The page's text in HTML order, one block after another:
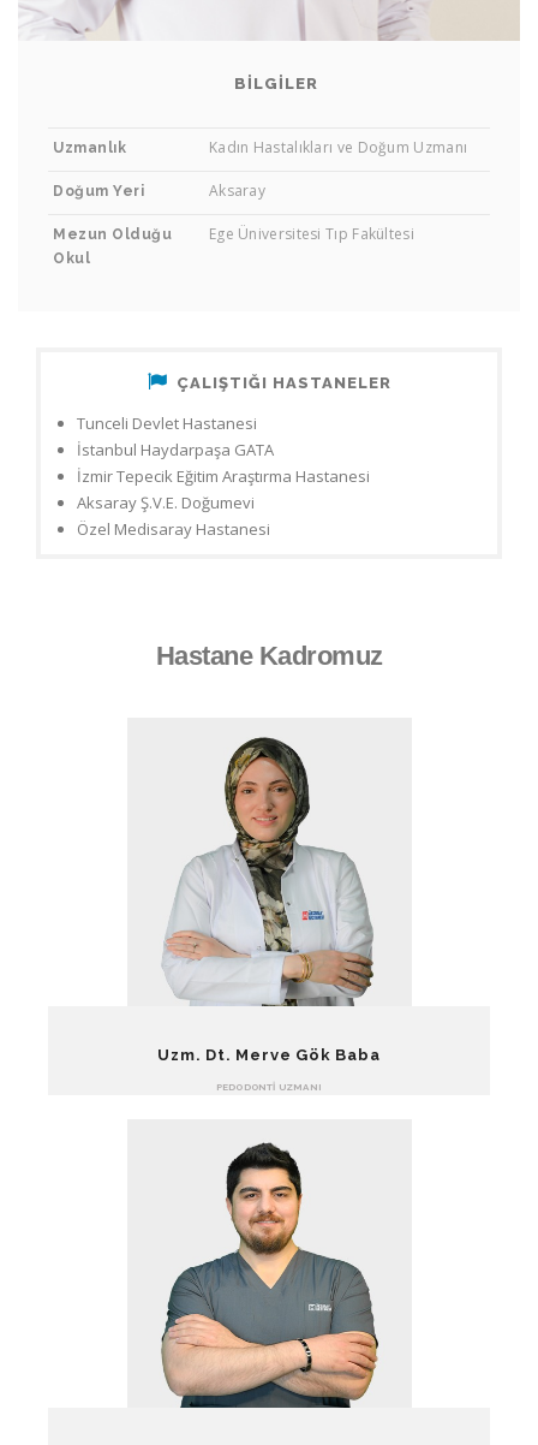
Op. Dr. Fatih Demirci
BILGILER
Uzmanlık Kadın Hastalıkları ve Doğum Uzmanı
Doğum Yeri Aksaray
Mezun Olduğu
Okul
Ege Üniversitesi Tıp Fakültesi
ÇALIŞTIĞI HASTANELER
Tunceli Devlet Hastanesi
İstanbul Haydarpaşa GATA
İzmir Tepecik Eğitim Araştırma Hastanesi
Aksaray Ş.V.E. Doğumevi
Özel Medisaray Hastanesi
Hastane Kadromuz
Uzm. Dt. Merve Gök Baba
PEDODONTI UZMANI